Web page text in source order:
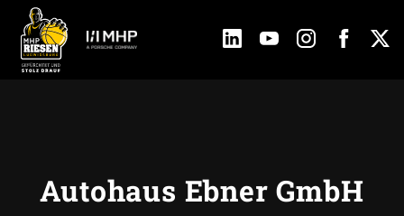
Autohaus Ebner GmbH